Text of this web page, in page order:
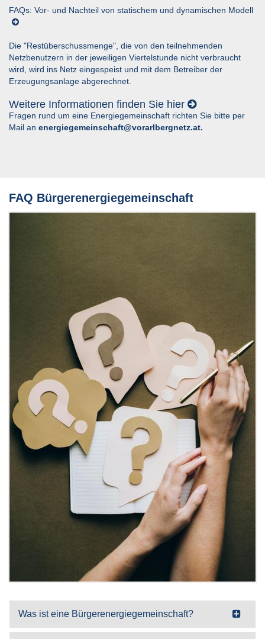
FAQs: Vor- und Nachteil von statischem und dynamischen Modell
Die "Restüberschussmenge", die von den teilnehmenden
Netzbenutzern in der jeweiligen Viertelstunde nicht verbraucht
wird, wird ins Netz eingespeist und mit dem Betreiber der
Erzeugungsanlage abgerechnet.
Weitere Informationen finden Sie hier
Fragen rund um eine Energiegemeinschaft richten Sie bitte per
Mail an energiegemeinschaft@vorarlbergnetz.at.
FAQ Bürgerenergiegemeinschaft
Was ist eine Bürgerenergiegemeinschaft?